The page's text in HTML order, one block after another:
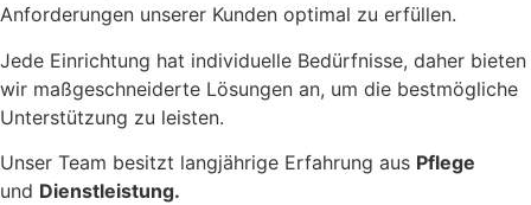
Anforderungen unserer Kunden optimal zu erfüllen.
Jede Einrichtung hat individuelle Bedürfnisse, daher bieten
wir maßgeschneiderte Lösungen an, um die bestmögliche
Unterstützung zu leisten.
Unser Team besitzt langjährige Erfahrung aus Pflege
und Dienstleistung.